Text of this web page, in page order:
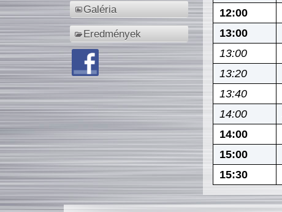
Galéria
Eredmények
12:00
13:00
13:00
13:20
13:40
14:00
14:00
15:00
15:30